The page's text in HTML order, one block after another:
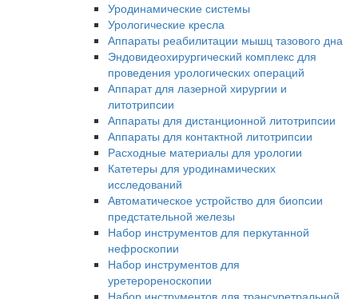
Уродинамические системы
Урологические кресла
Аппараты реабилитации мышц тазового дна
Эндовидеохирургический комплекс для
проведения урологических операций
Аппарат для лазерной хирургии и
литотрипсии
Аппараты для дистанционной литотрипсии
Аппараты для контактной литотрипсии
Расходные материалы для урологии
Катетеры для уродинамических
исследований
Автоматическое устройство для биопсии
предстательной железы
Набор инструментов для перкутанной
нефроскопии
Набор инструментов для
уретерореноскопии